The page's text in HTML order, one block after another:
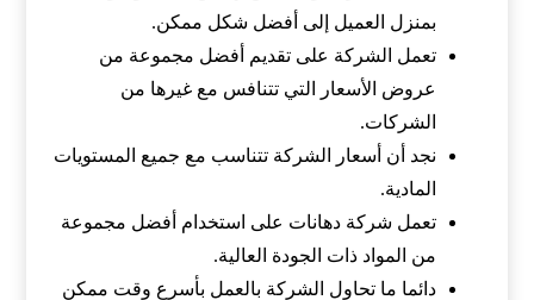
بمنزل العميل إلى أفضل شكل ممكن.
تعمل الشركة على تقديم أفضل مجموعة من
عروض الأسعار التي تتنافس مع غيرها من
الشركات.
نجد أن أسعار الشركة تتناسب مع جميع المستويات
المادية.
تعمل شركة دهانات على استخدام أفضل مجموعة
من المواد ذات الجودة العالية.
دائما ما تحاول الشركة بالعمل بأسرع وقت ممكن